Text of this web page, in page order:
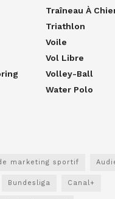
Traîneau À
Triathlon
Voile
Vol Libre
Volley-Ball
Water Polo
marketing sportif
Bundesliga Canal+